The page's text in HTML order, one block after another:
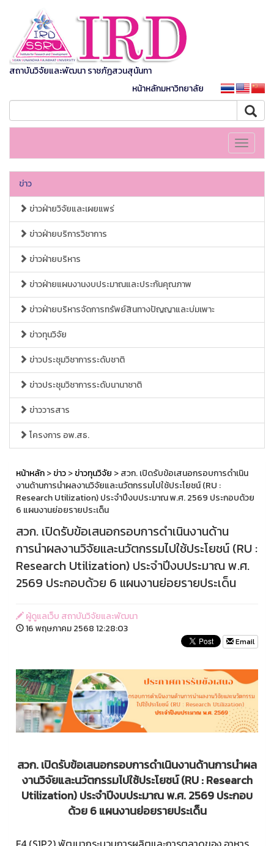
สถาบันวิจัยและพัฒนา ราชภัฏสวนสุนันทา
หน้าหลักมหาวิทยาลัย
Toggle
ข่าว
ข่าวฝ่ายวิจัยและเผยแพร่
ข่าวฝ่ายบริการวิชาการ
ข่าวฝ่ายบริหาร
ข่าวฝ่ายแผนงานงบประมาณและประกันคุณภาพ
ข่าวฝ่ายบริหารจัดการทรัพย์สินทางปัญญาและบ่มเพาะ
ข่าวทุนวิจัย
ข่าวประชุมวิชาการระดับชาติ
ข่าวประชุมวิชาการระดับนานาชาติ
ข่าววารสาร
โครงการ อพ.สธ.
หน้าหลัก>ข่าว>ข่าวทุนวิจัย > สวก. เปิดรับข้อเสนอกรอบการดำเนิน
งานด้านการนำผลงานวิจัยและนวัตกรรมไปใช้ประโยชน์ (RU :
Research Utilization) ประจำปีงบประมาณ พ.ศ. 2569 ประกอบด้วย
6 แผนงานย่อยรายประเด็น
สวก. เปิดรับข้อเสนอกรอบการดำเนินงานด้าน
การนำผลงานวิจัยและนวัตกรรมไปใช้ประโยชน์ (RU :
Research Utilization) ประจำปีงบประมาณ พ.ศ.
2569 ประกอบด้วย 6 แผนงานย่อยรายประเด็น
ผู้ดูแลเว็บ สถาบันวิจัยและพัฒนา
16 พฤษภาคม 2568 12:28:03
Email
สวก. เปิดรับข้อเสนอกรอบการดำเนินงานด้านการนำผล
งานวิจัยและนวัตกรรมไปใช้ประโยชน์ (RU : Research
Utilization) ประจำปีงบประมาณ พ.ศ. 2569 ประกอบ
ด้วย 6 แผนงานย่อยรายประเด็น